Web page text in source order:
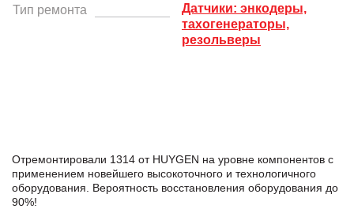
Тип ремонта
Датчики: энкодеры,
тахогенераторы,
резольверы
Отремонтировали 1314 от HUYGEN на уровне компонентов с
применением новейшего высокоточного и технологичного
оборудования. Вероятность восстановления оборудования до
90%!